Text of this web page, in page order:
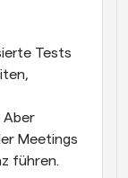
Tests
Aber
Meetings
führen.